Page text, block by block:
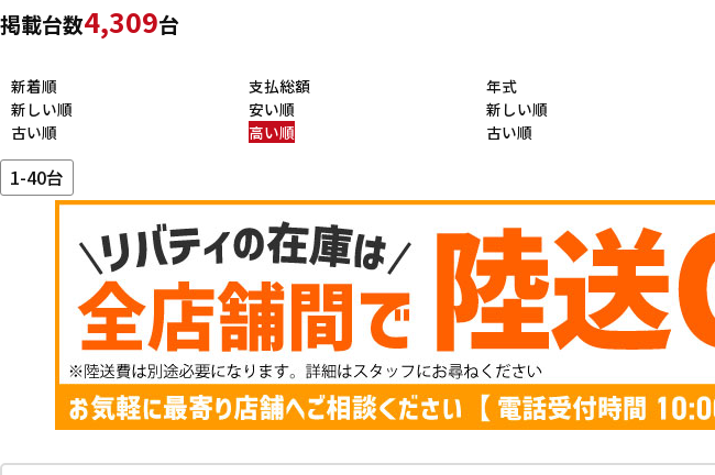
掲載台数4,309台
新着順
新しい順
古い順
支払総額
安い順
高い順
年式
新しい順
古い順
1-40台